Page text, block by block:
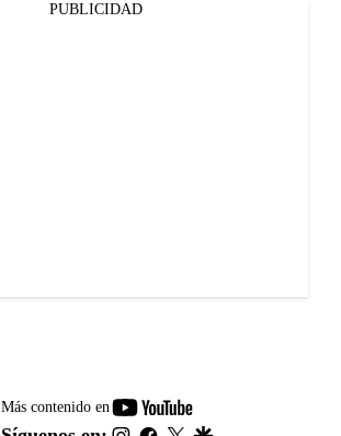
PUBLICIDAD
Más contenido en
youtube-
footer